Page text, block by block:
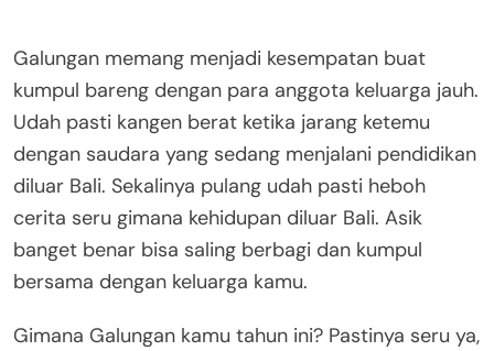
Galungan memang menjadi kesempatan buat
kumpul bareng dengan para anggota keluarga jauh.
Udah pasti kangen berat ketika jarang ketemu
dengan saudara yang sedang menjalani pendidikan
diluar Bali. Sekalinya pulang udah pasti heboh
cerita seru gimana kehidupan diluar Bali. Asik
banget benar bisa saling berbagi dan kumpul
bersama dengan keluarga kamu.
Gimana Galungan kamu tahun ini? Pastinya seru ya,